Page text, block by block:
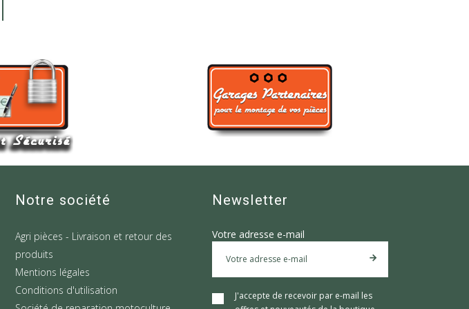
Notre société
Agri pièces - Livraison et retour des
produits
Mentions légales
Conditions d'utilisation
Newsletter
Votre adresse e-mail
J'accepte de recevoir par e-mail les